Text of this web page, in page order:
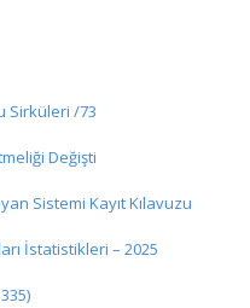
Sirküleri /73
Değişti
Sistemi Kayıt Kılavuzu
İstatistikleri – 2025